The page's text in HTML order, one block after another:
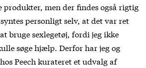
produkter, men der findes også rigtig
personligt selv, at det var ret
bruge sexlegetøj, fordi jeg ikke
søge hjælp. Derfor har jeg og
Peech kurateret et udvalg af